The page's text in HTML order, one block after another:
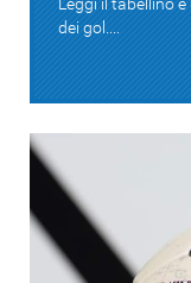
dei gol....